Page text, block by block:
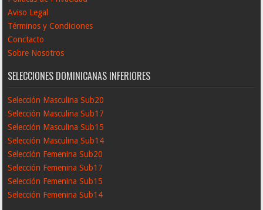
Aviso Legal
Términos y Condiciones
Conctacto
Sobre Nosotros
SELECCIONES DOMINICANAS INFERIORES
Selección Masculina Sub20
Selección Masculina Sub17
Selección Masculina Sub15
Selección Masculina Sub14
Selección Femenina Sub20
Selección Femenina Sub17
Selección Femenina Sub15
Selección Femenina Sub14